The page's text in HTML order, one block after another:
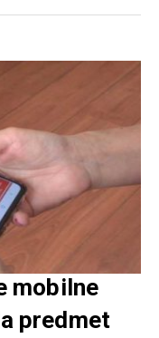
mobilne
predmet